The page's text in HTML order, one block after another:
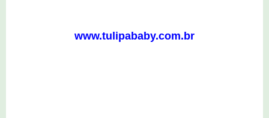
www.tulipababy.com.br